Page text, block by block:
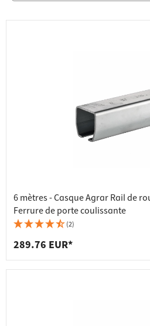
6 mètres - Casque Agrar Rail de
Ferrure de porte coulissante
(2)
289.76 EUR*